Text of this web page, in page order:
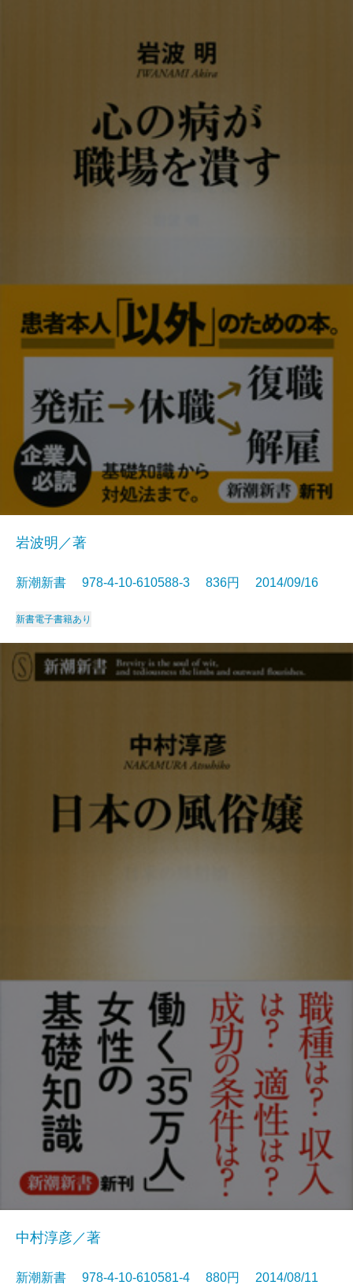
岩波明／著
新潮新書 978-4-10-610588-3 836円 2014/09/16
新書電子書籍あり
中村淳彦／著
新潮新書 978-4-10-610581-4 880円 2014/08/11